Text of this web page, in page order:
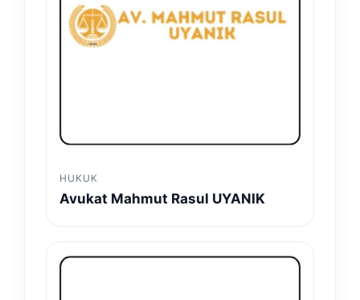
HUKUK
Avukat Mahmut Rasul UYANIK